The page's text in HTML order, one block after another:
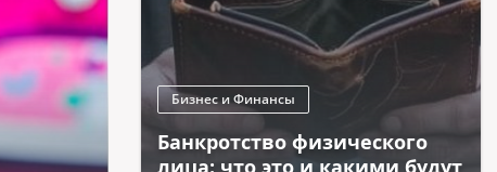
Бизнес и Финансы
Банкротство физического